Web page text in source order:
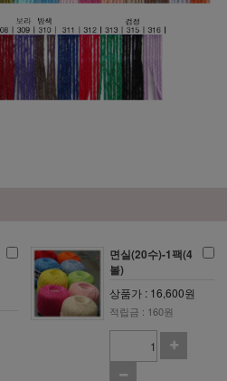
면실(20수)-1팩(4
볼)
상품가 : 16,600원
적립금 : 160원